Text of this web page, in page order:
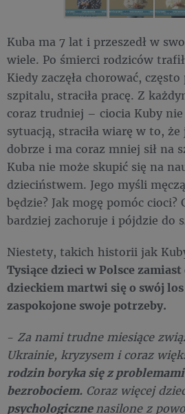
Kuba ma 7 lat i przeszedł w
wiele. Po śmierci rodziców
Kiedy zaczęła chorować, często
szpitalu, straciła pracę. Z
coraz trudniej – ciocia Kuby
sytuacją, straciła wiarę w to, że
dobrze i ma coraz mniej sił na
Kuba nie może skupić się na
dzieciństwem. Jego myśli
będzie? Jak mogę pomóc cioci?
bardziej zachoruje i pójdzie do
Niestety, takich historii jak
Tysiące dzieci w Polsce zamiast
dzieckiem martwi się o swój
zaspokojone swoje potrzeby.
- Za nami trudne miesiące
Ukrainie, kryzysem i coraz
rodzin boryka się z
bezrobociem. Coraz więcej
psychologiczne nasilone z